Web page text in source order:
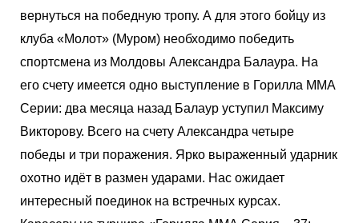
вернуться на победную тропу. А для этого бойцу из
клуба «Молот» (Муром) необходимо победить
спортсмена из Молдовы Александра Балаура. На
его счету имеется одно выступление в Горилла ММА
Серии: два месяца назад Балаур уступил Максиму
Викторову. Всего на счету Александра четыре
победы и три поражения. Ярко выраженный ударник
охотно идёт в размен ударами. Нас ожидает
интересный поединок на встречных курсах.